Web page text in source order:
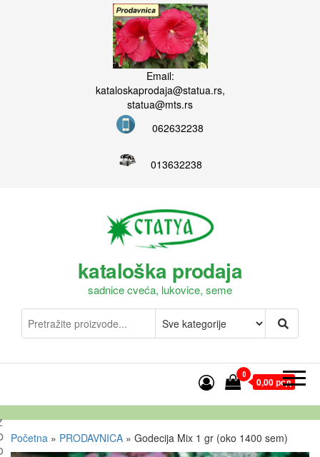
Email:
kataloskaprodaja@statua.rs,
statua@mts.rs
062632238
013632238
kataloška prodaja
sadnice cveća, lukovice, seme
0
0,00 рсд
Početna » PRODAVNICA » Godecija Mix 1 gr (oko 1400 sem)